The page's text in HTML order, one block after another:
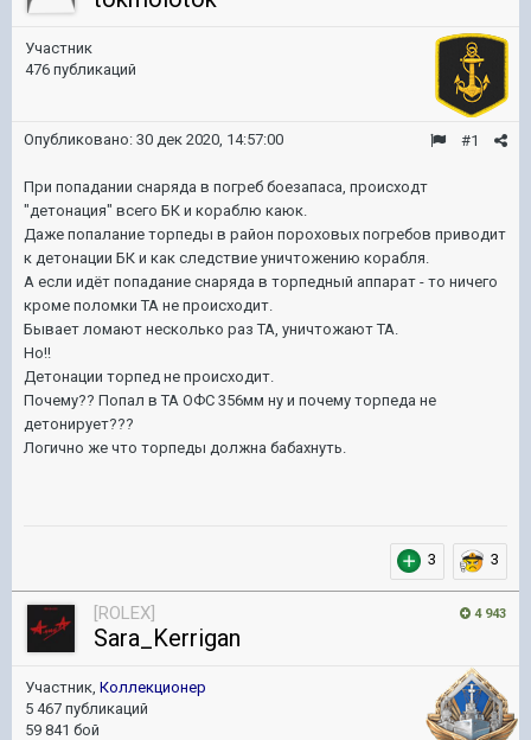
Участник
476 публикаций
#1
Опубликовано: 30 дек 2020, 14:57:00
При попадании снаряда в погреб боезапаса, происходт
"детонация" всего БК и кораблю каюк.
Даже попалание торпеды в район пороховых погребов приводит
к детонации БК и как следствие уничтожению корабля.
А если идёт попадание снаряда в торпедный аппарат - то ничего
кроме поломки ТА не происходит.
Бывает ломают несколько раз ТА, уничтожают ТА.
Но!!
Детонации торпед не происходит.
Почему?? Попал в ТА ОФС 356мм ну и почему торпеда не
детонирует???
Логично же что торпеды должна бабахнуть.
3 3
4 943
[ROLEX]
Sara_Kerrigan
Участник, Коллекционер
5 467 публикаций
59 841 бой